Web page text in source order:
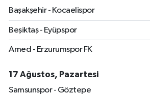
Başakşehir - Kocaelispor
Beşiktaş - Eyüpspor
Amed - Erzurumspor FK
17 Ağustos, Pazartesi
Samsunspor - Göztepe